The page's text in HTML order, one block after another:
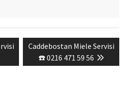
Next
post:
Caddebostan Miele Servisi
☎️ 0216 471 59 56